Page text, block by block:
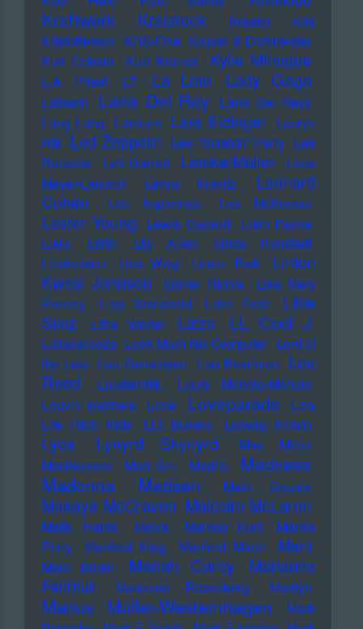
Kraftwerk Krautrock Kreator
Kris
Kristofferson KRS-One Kruder & Dorfmeister
Kurt Cobain
Kurt Krömer Kylie Minogue
L.A. Priest L7 La Lom Lady Gaga
Laibach Lana Del Rey
Lana Del Reyy
Lang Lang Lankum Lars Eidinger Lauryn
Hill Led Zeppelin Lee "Scratch" Perry Lee
Ranaldo
Leif Garrett Lemke/Müller
Lena
Meyer-Landrut
Lenny Kravitz
Leonard
Cohen
Les Impremes Les McKeown
Lester Young Lewis Capaldi Liam Payne
Liars
Lilith Lily Allen
Linda Ronstadt
Lindemann
Link Wray Linkin Park
Linton
Kwesi Johnson
Lionel Richie
Lisa Mary
Presley
Lisa Stansfield Little Feat
Little
Simz
Little Walter Lizzo LL Cool J
Lollapalooza Look Mum No Computer Lord of
the Lost Lou Donaldson Lou Pearlman Lou
Reed
Loudermilk
Louis Moholo-Moholo
Louvin Brothers
Love Loveparade
Low
Life Rich Kids
LTJ Bukem Ludwig Hirsch
Lyca Lynyrd Skynyrd
Mac Miller
Macklemore
Mad Sin Madlib
Madness
Madonna
Madsen Main Source
Makaya McCraven Malcolm McLaren
Malik Harris Malva Mambo Kurt
Mamie
Perry
Manfred Krug Manfred Mann Mani
Marc Bolan Mariah Carey
Marianne
Faithfull
Marianne Rosenberg Marilyn
Marius Müller-Westernhagen
Mark